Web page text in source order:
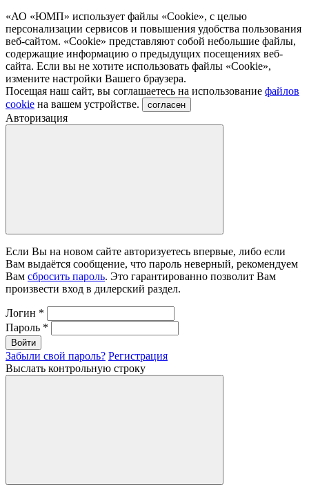
«АО «ЮМП» использует файлы «Сookie», с целью
персонализации сервисов и повышения удобства пользования
веб-сайтом. «Cookie» представляют собой небольшие файлы,
содержащие информацию о предыдущих посещениях веб-
сайта. Если вы не хотите использовать файлы «Сookie»,
измените настройки Вашего браузера.
Посещая наш сайт, вы соглашаетесь на использование файлов
cookie на вашем устройстве. согласен
Авторизация
Если Вы на новом сайте авторизуетесь впервые, либо если
Вам выдаётся сообщение, что пароль неверный, рекомендуем
Вам сбросить пароль. Это гарантированно позволит Вам
произвести вход в дилерский раздел.
Логин *
Пароль *
Войти
Забыли свой пароль? Регистрация
Выслать контрольную строку